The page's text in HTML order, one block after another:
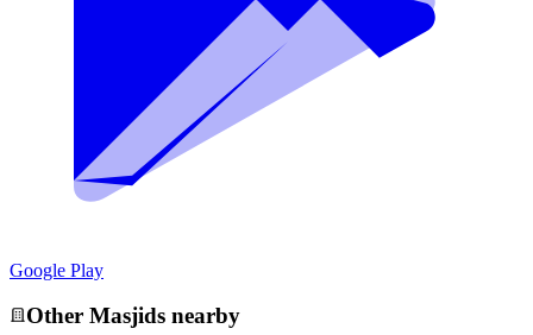
Google Play
Other Masjids nearby